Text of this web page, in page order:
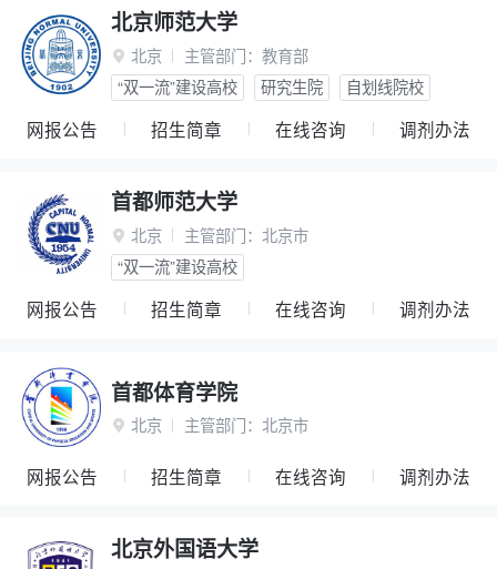
北京师范大学
 北京 主管部门： 教育部
“双一流”建设高校
研究生院 自划线院校
网报公告 招生简章 在线咨询 调剂办法
首都师范大学
 北京 主管部门： 北京市
“双一流”建设高校
网报公告 招生简章 在线咨询 调剂办法
首都体育学院
 北京 主管部门： 北京市
网报公告 招生简章 在线咨询 调剂办法
北京外国语大学